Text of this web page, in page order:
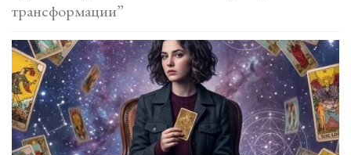
трансформации”